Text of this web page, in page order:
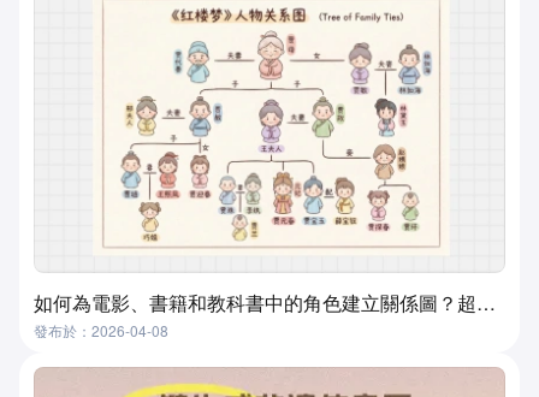
如何為電影、書籍和教科書中的角色建立關係圖？超實用且簡單的方法
發布於：2026-04-08